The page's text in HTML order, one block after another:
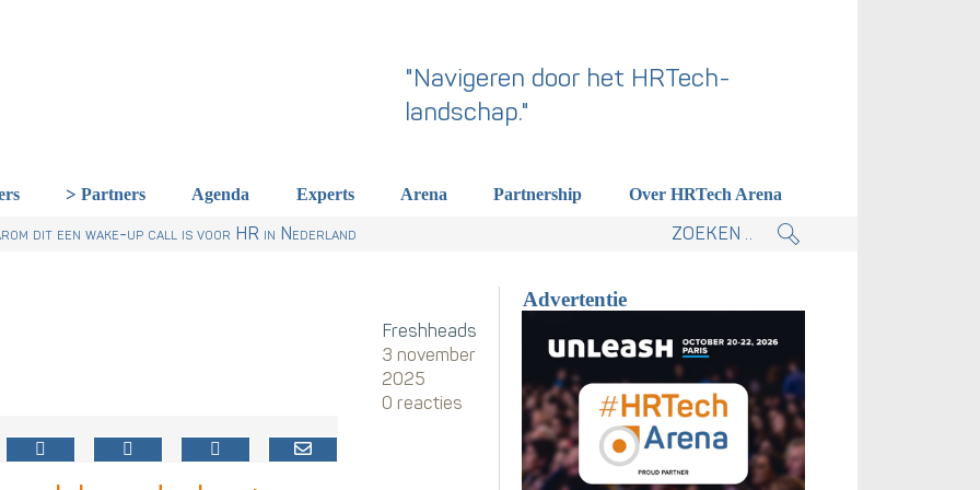
"Navigeren door het HRTech-
landschap."
Partners Agenda Experts Arena Partnership Over HRTech Arena
kabinet. Skills-gerichte arbeidsmarkt onderdeel actieplan.
nu al regelen
een gemeenschappelijke skillstaal nodig heeft
dit een wake-up call is voor HR in Nederland
Freshheads
3 november
2025
0 reacties
Advertentie